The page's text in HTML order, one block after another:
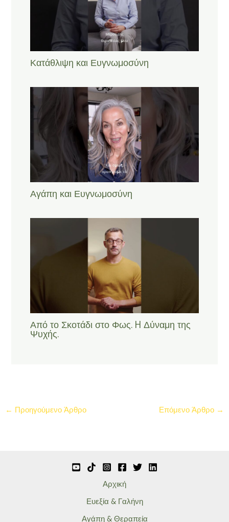
Κατάθλιψη και Ευγνωμοσύνη
Αγάπη και Ευγνωμοσύνη
Από το Σκοτάδι στο Φως. H Δύναμη της
Ψυχής.
← Προηγούμενο Άρθρο Επόμενο Άρθρο →
Αρχική
Ευεξία & Γαλήνη
Αγάπη & Θεραπεία